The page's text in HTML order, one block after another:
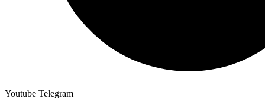
Youtube Telegram